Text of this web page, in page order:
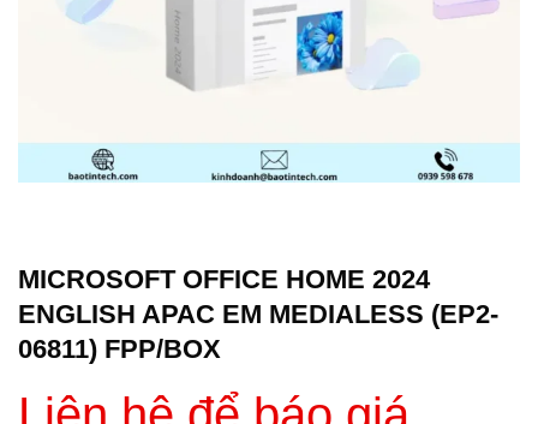
MICROSOFT OFFICE HOME 2024
ENGLISH APAC EM MEDIALESS (EP2-
06811) FPP/BOX